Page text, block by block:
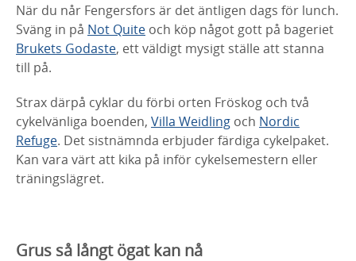
När du når Fengersfors är det äntligen dags för lunch.
Sväng in på Not Quite och köp något gott på bageriet
Brukets Godaste, ett väldigt mysigt ställe att stanna
till på.
Strax därpå cyklar du förbi orten Fröskog och två
cykelvänliga boenden, Villa Weidling och Nordic
Refuge. Det sistnämnda erbjuder färdiga cykelpaket.
Kan vara värt att kika på inför cykelsemestern eller
träningslägret.
Grus så långt ögat kan nå